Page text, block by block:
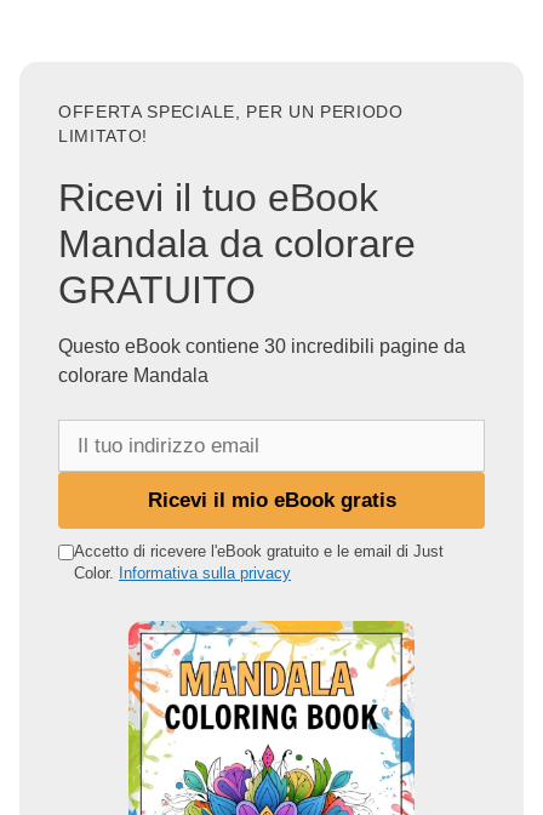
OFFERTA SPECIALE, PER UN PERIODO
LIMITATO!
Ricevi il tuo eBook
Mandala da colorare
GRATUITO
Questo eBook contiene 30 incredibili pagine da
colorare Mandala
o
Ricevi il mio eBook gratis
Accetto di ricevere l'eBook gratuito e le email di Just
Color. Informativa sulla privacy